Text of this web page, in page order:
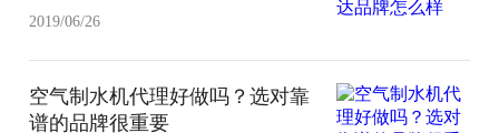
2019/06/26
空气制水机代理好做吗？选对靠
谱的品牌很重要